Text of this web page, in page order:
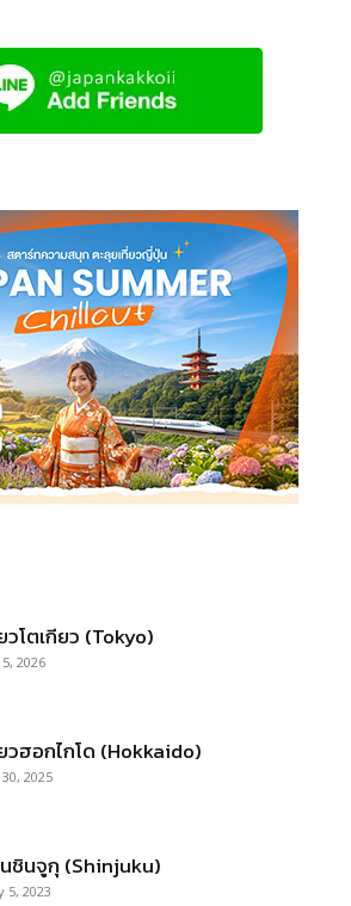
วโตเกียว (Tokyo)
5, 2026
วฮอกไกโด (Hokkaido)
30, 2025
ชินจูกุ (Shinjuku)
5, 2023